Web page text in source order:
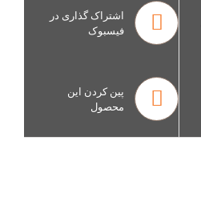
اشتراک گذاری در
فیسبوک
پین کردن این
محصول